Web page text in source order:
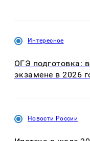
Интересное
ОГЭ подготовка:
экзамене в 2026
Новости России